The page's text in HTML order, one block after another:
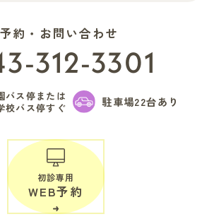
約・お問い合わせ
312-3301
バス停または
校バス停すぐ
駐車場22台あり
初診専用
WEB予約